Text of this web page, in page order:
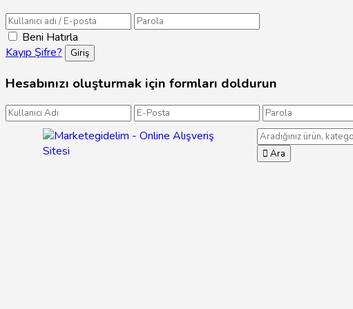
Beni Hatırla
Kayıp Şifre?
Hesabınızı oluşturmak için formları doldurun
Ara